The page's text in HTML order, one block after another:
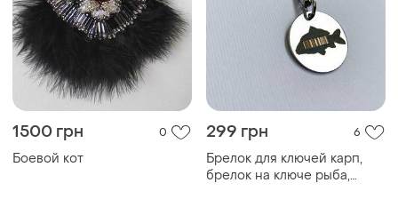
510 грн 260 грн 0
Нфс брелок сд диск